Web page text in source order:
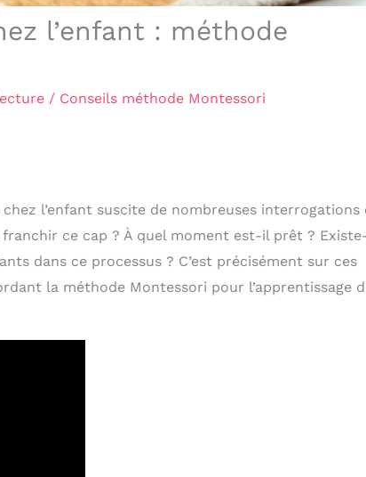
l’enfant : méthode
/ Conseils méthode Montessori
l’enfant suscite de nombreuses interrogations
ce cap ? À quel moment est-il prêt ?
dans ce processus ? C’est précisément sur ces
la méthode Montessori pour l’apprentissage